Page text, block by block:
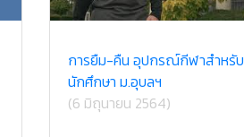
การยืม-คืน อุปกรณ์กีฬาสำหรับ
นักศึกษา ม.อุบลฯ
(6 มิถุนายน 2564)